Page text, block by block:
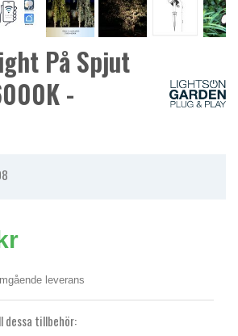
På Spjut
-
leverans
dessa tillbehör: